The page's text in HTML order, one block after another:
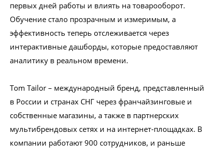
Проконсультироваться
первых дней работы и влиять на товарооборот.
Обучение стало прозрачным и измеримым, а
эффективность теперь отслеживается через
интерактивные дашборды, которые предоставляют
аналитику в реальном времени.
Tom Tailor – международный бренд, представленный
в России и странах СНГ через франчайзинговые и
собственные магазины, а также в партнерских
мультибрендовых сетях и на интернет-площадках. В
компании работают 900 сотрудников, и раньше